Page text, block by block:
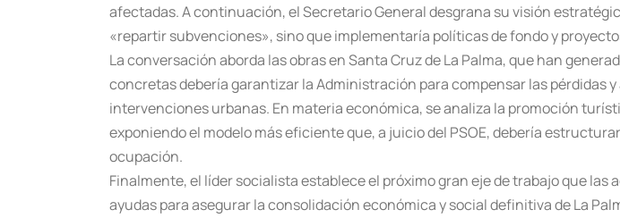
afectadas. A continuación, el Secretario General desgrana su visión
«repartir subvenciones», sino que implementaría políticas de fondo y
La conversación aborda las obras en Santa Cruz de La Palma, que han
concretas debería garantizar la Administración para compensar las
intervenciones urbanas. En materia económica, se analiza la promoción
exponiendo el modelo más eficiente que, a juicio del PSOE, debería
ocupación.
Finalmente, el líder socialista establece el próximo gran eje de trabajo que
ayudas para asegurar la consolidación económica y social definitiva de La